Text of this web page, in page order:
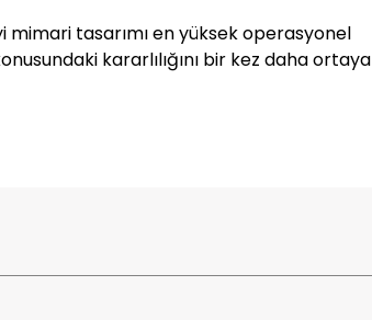
mimari tasarımı en yüksek operasyonel
kararlılığını bir kez daha ortaya